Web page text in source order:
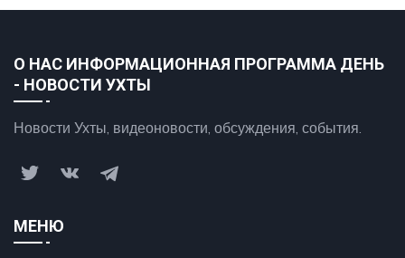
О НАС ИНФОРМАЦИОННАЯ ПРОГРАММА ДЕНЬ
- НОВОСТИ УХТЫ
Новости Ухты, видеоновости, обсуждения, события.
МЕНЮ